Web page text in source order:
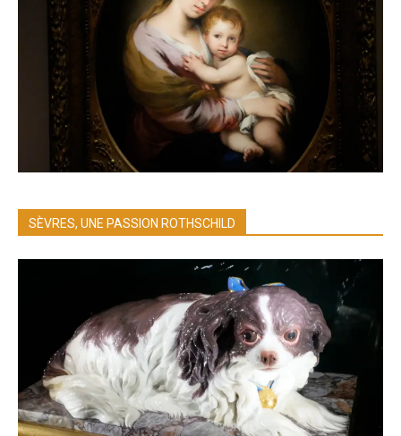
SÈVRES, UNE PASSION ROTHSCHILD